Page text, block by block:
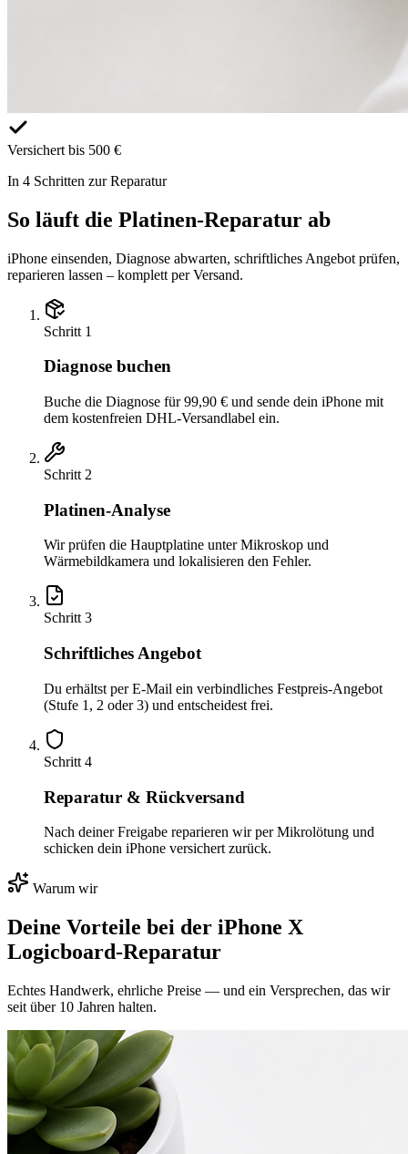
Versichert bis 500 €
In 4 Schritten zur Reparatur
So läuft die Platinen-Reparatur ab
iPhone einsenden, Diagnose abwarten, schriftliches Angebot prüfen,
reparieren lassen – komplett per Versand.
Schritt 1
Diagnose buchen
Buche die Diagnose für 99,90 € und sende dein iPhone mit
dem kostenfreien DHL-Versandlabel ein.
Schritt 2
Platinen-Analyse
Wir prüfen die Hauptplatine unter Mikroskop und
Wärmebildkamera und lokalisieren den Fehler.
Schritt3
Schriftliches Angebot
Du erhältst per E-Mail ein verbindliches Festpreis-Angebot
(Stufe 1, 2 oder 3) und entscheidest frei.
Schritt 4
Reparatur & Rückversand
Nach deiner Freigabe reparieren wir per Mikrolötung und
schicken dein iPhone versichert zurück.
Warum wir
Deine Vorteile bei der iPhone X
Logicboard-Reparatur
Echtes Handwerk, ehrliche Preise — und ein Versprechen, das wir
seit über 10 Jahren halten.